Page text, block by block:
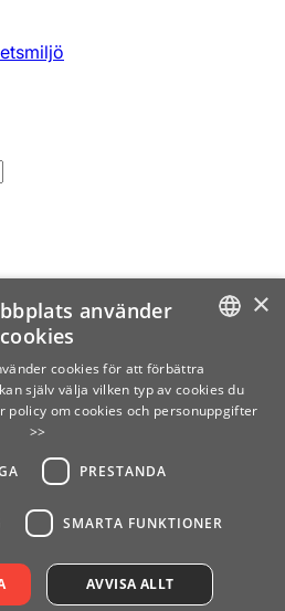
SWEDISH
×
använder
cookies
cookies för att förbättra
själv välja vilken typ av cookies du
policy om cookies och personuppgifter
>>
PRESTANDA
SMARTA FUNKTIONER
AVVISA ALLT